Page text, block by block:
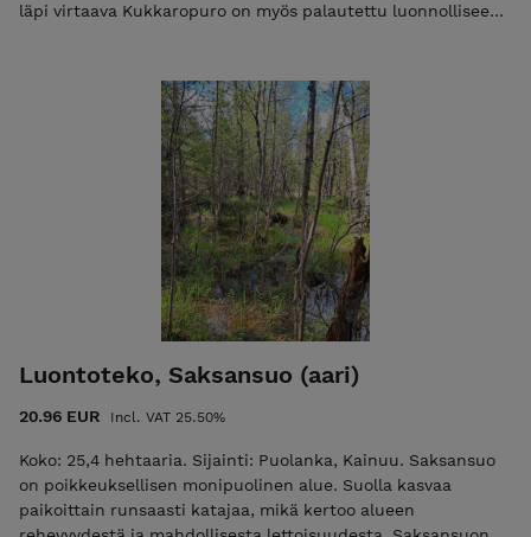
läpi virtaava Kukkaropuro on myös palautettu luonnolliseen
taimenkanta, joka hyötyy ennallistamisen myötä suon läpi
suodattuvista eli puhdistuvista valumavesistä. Kukkaropuron
varsilla on hienoja, tulvivia korpi- ja lehtokorpilaikkuja,
joiden elinympäristöt ennallistamisen myötä laajenevat.
Ilmastohyötyjä Saksansuolta tulee nopeasti, sillä reheville
suotyypeille ominainen, nopea turpeen hajoaminen pysähtyy
ennallistamisen myötä. Hiilen karkaaminen on ollut erityisen
vauhdikasta Saksansuon pienellä entisellä turvepellolla, joka
ennallistetaan hankkeen yhteydessä. Yhtä ostettua CO2-
tonnia kohden ennallistetaan 2,42 aaria suota. Ostokset
näkyvät muutaman arkipäivän kuluessa Hiilipörssin
Luontoteko, Saksansuo (aari)
20.96 EUR Incl. VAT 25.50%
Koko: 25,4 hehtaaria. Sijainti: Puolanka, Kainuu. Saksansuo
on poikkeuksellisen monipuolinen alue. Suolla kasvaa
paikoittain runsaasti katajaa, mikä kertoo alueen